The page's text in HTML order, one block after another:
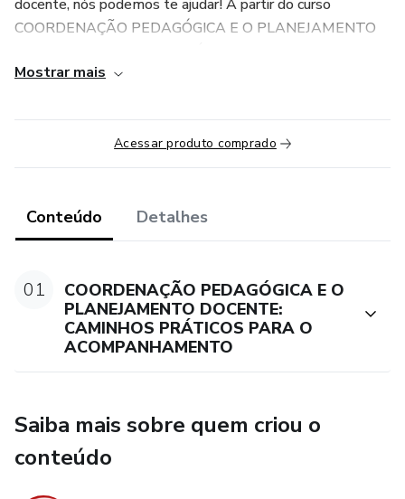
docente, nós podemos te ajudar! A partir do curso
COORDENAÇÃO PEDAGÓGICA E O PLANEJAMENTO
ACOMPANHAMENTO, convidamos você para
acompanhamento do planejamento docente de forma
inspiradora e com muitas possibilidades de construir novos
conhecimentos...
DURAÇÃO DO CURSO: 5 aulas assíncronas
● Investimento: R$249 reais (parcelado).
Mostrar mais
Acessar produto comprado
Conteúdo Detalhes
01
COORDENAÇÃO PEDAGÓGICA E O
PLANEJAMENTO DOCENTE:
CAMINHOS PRÁTICOS PARA O
ACOMPANHAMENTO
Saiba mais sobre quem criou o
conteúdo